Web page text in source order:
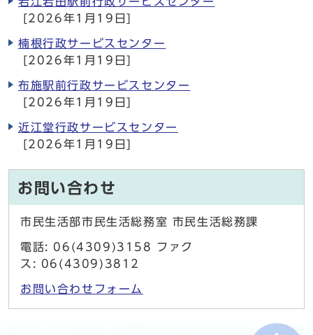
[2026年1月19日]
楠根行政サービスセンター
[2026年1月19日]
布施駅前行政サービスセンター
[2026年1月19日]
近江堂行政サービスセンター
[2026年1月19日]
お問い合わせ
市民生活部市民生活総務室 市民生活総務課
電話: 06(4309)3158 ファク
ス: 06(4309)3812
お問い合わせフォーム